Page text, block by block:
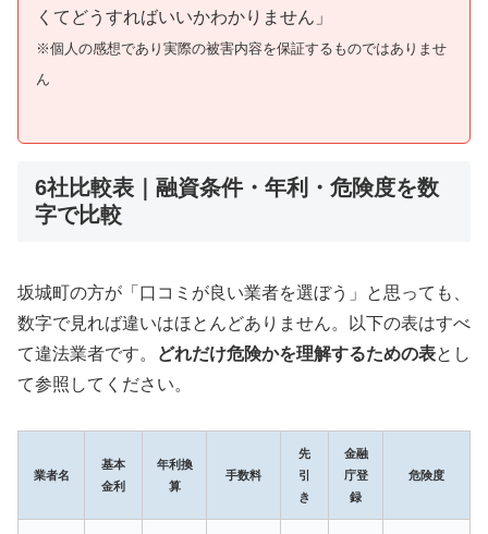
くてどうすればいいかわかりません」
※個人の感想であり実際の被害内容を保証するものではありませ
ん
6社比較表｜融資条件・年利・危険度を数
字で比較
坂城町の方が「口コミが良い業者を選ぼう」と思っても、
数字で見れば違いはほとんどありません。以下の表はすべ
て違法業者です。
どれだけ危険かを理解するための表とし
て参照してください。
業者名
基本
金利
年利換
算
手数料
先
引
き
金融
庁登
録
危険度